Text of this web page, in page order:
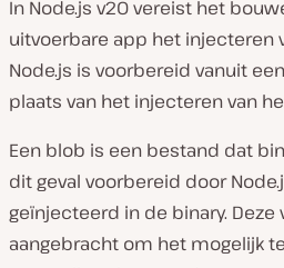
In Node.js v20 vereist het
uitvoerbare app het injecteren
Node.js is voorbereid vanuit
plaats van het injecteren van
Een blob is een bestand dat
dit geval voorbereid door
geïnjecteerd in de binary.
aangebracht om het mogelijk